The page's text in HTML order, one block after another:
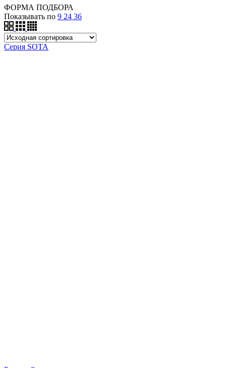
ФОРМА ПОДБОРА
Показывать по 9 24 36
Серия SOTA